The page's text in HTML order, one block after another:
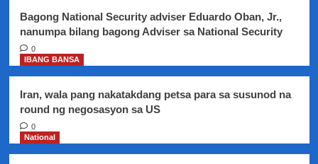
Bagong National Security adviser Eduardo Oban, Jr.,
nanumpa bilang bagong Adviser sa National Security
0
IBANG BANSA
Iran, wala pang nakatakdang petsa para sa susunod na
round ng negosasyon sa US
0
National